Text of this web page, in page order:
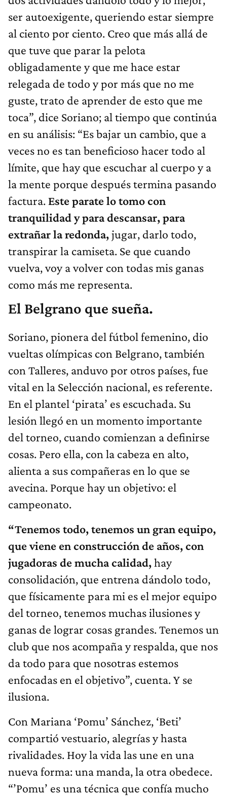
ser autoexigente, queriendo estar siempre
al ciento por ciento. Creo que más allá de
que tuve que parar la pelota
obligadamente y que me hace estar
relegada de todo y por más que no me
guste, trato de aprender de esto que me
toca”, dice Soriano; al tiempo que continúa
en su análisis: “Es bajar un cambio, que a
veces no es tan beneficioso hacer todo al
límite, que hay que escuchar al cuerpo y a
la mente porque después termina pasando
factura. Este parate lo tomo con
tranquilidad y para descansar, para
extrañar la redonda,jugar, darlo todo,
transpirar la camiseta. Se que cuando
vuelva, voy a volver con todas mis ganas
como más me representa.
El Belgrano que sueña.
Soriano, pionera del fútbol femenino, dio
vueltas olímpicas con Belgrano, también
con Talleres, anduvo por otros países, fue
vital en la Selección nacional, es referente.
En el plantel ‘pirata’ es escuchada. Su
lesión llegó en un momento importante
del torneo, cuando comienzan a definirse
cosas. Pero ella, con la cabeza en alto,
alienta a sus compañeras en lo que se
avecina. Porque hay un objetivo: el
campeonato.
“Tenemos todo, tenemos un gran equipo,
que viene en construcción de años, con
jugadoras de mucha calidad,hay
consolidación, que entrena dándolo todo,
que físicamente para mi es el mejor equipo
del torneo, tenemos muchas ilusiones y
ganas de lograr cosas grandes. Tenemos un
club que nos acompaña y respalda, que nos
da todo para que nosotras estemos
enfocadas en el objetivo”, cuenta. Y se
ilusiona.
Con Mariana ‘Pomu’ Sánchez, ‘Beti’
compartió vestuario, alegrías y hasta
rivalidades. Hoy la vida las une en una
nueva forma: una manda, la otra obedece.
“’Pomu’ es una técnica que confía mucho